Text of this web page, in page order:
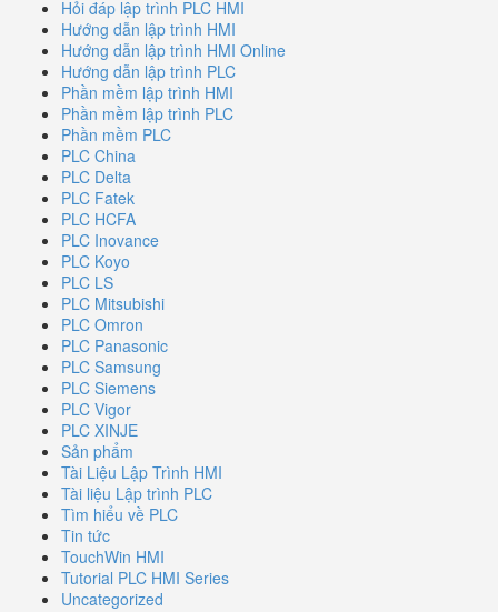
Hỏi đáp lập trình PLC HMI
Hướng dẫn lập trình HMI
Hướng dẫn lập trình HMI Online
Hướng dẫn lập trình PLC
Phần mềm lập trình HMI
Phần mềm lập trình PLC
Phần mềm PLC
PLC China
PLC Delta
PLC Fatek
PLC HCFA
PLC Inovance
PLC Koyo
PLC LS
PLC Mitsubishi
PLC Omron
PLC Panasonic
PLC Samsung
PLC Siemens
PLC Vigor
PLC XINJE
Sản phẩm
Tài Liệu Lập Trình HMI
Tài liệu Lập trình PLC
Tìm hiểu về PLC
Tin tức
TouchWin HMI
Tutorial PLC HMI Series
Uncategorized